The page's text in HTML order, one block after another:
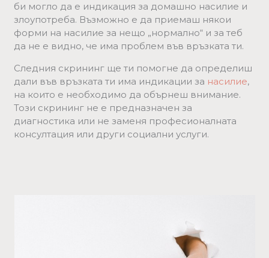
би могло да е индикация за домашно насилие и
злоупотреба. Възможно е да приемаш някои
форми на насилие за нещо „нормално“ и за теб
да не е видно, че има проблем във връзката ти.
Следния скрининг ще ти помогне да определиш
дали във връзката ти има индикации за насилие,
на които е необходимо да обърнеш внимание.
Този скрининг не е предназначен за
диагностика или не заменя професионалната
консултация или други социални услуги.